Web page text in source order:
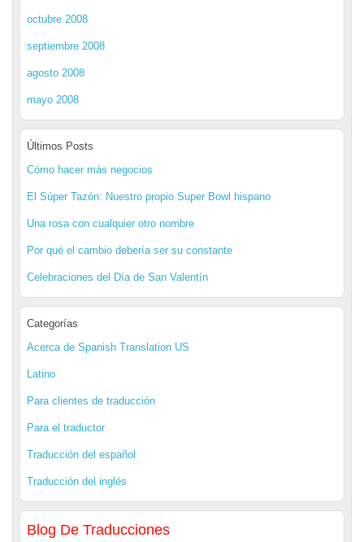
octubre 2008
septiembre 2008
agosto 2008
mayo 2008
Últimos Posts
Cómo hacer más negocios
El Súper Tazón: Nuestro propio Super Bowl hispano
Una rosa con cualquier otro nombre
Por qué el cambio debería ser su constante
Celebraciones del Día de San Valentín
Categorías
Acerca de Spanish Translation US
Latino
Para clientes de traducción
Para el traductor
Traducción del español
Traducción del inglés
Blog De Traducciones